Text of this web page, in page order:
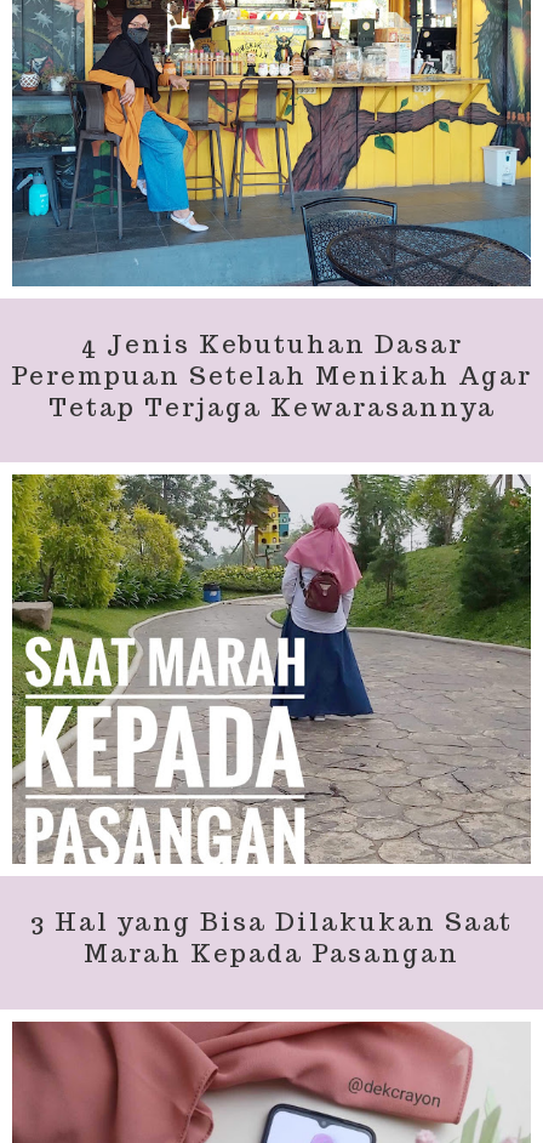
4 Jenis Kebutuhan Dasar
Perempuan Setelah Menikah Agar
Tetap Terjaga Kewarasannya
3 Hal yang Bisa Dilakukan Saat
Marah Kepada Pasangan